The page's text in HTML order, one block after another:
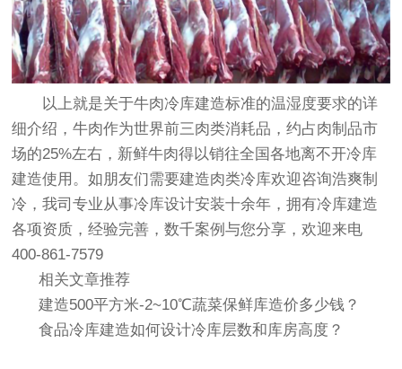
以上就是关于牛肉冷库建造标准的温湿度要求的详
细介绍，牛肉作为世界前三肉类消耗品，约占肉制品市
场的25%左右，新鲜牛肉得以销往全国各地离不开冷库
建造使用。如朋友们需要建造肉类冷库欢迎咨询浩爽制
冷，我司专业从事冷库设计安装十余年，拥有冷库建造
各项资质，经验完善，数千案例与您分享，欢迎来电
400-861-7579
相关文章推荐
建造500平方米-2~10℃蔬菜保鲜库造价多少钱？
食品冷库建造如何设计冷库层数和库房高度？